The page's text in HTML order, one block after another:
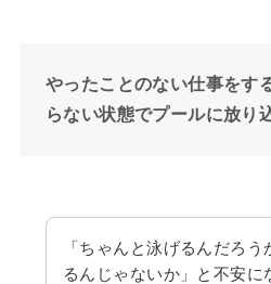
やったことのない仕事をす
らない状態でプールに放り
「ちゃんと泳げるんだろう
るんじゃないか」と不安に